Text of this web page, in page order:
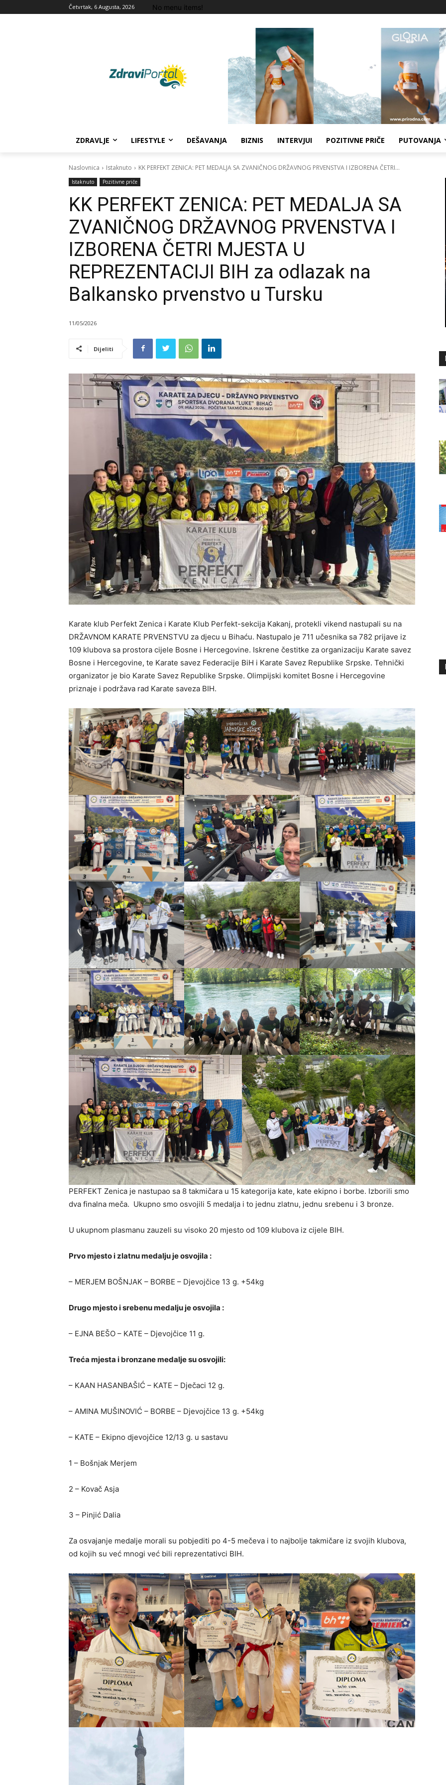
Četvrtak, 6 Augusta, 2026 No menu items!
ZDRAVLJE LIFESTYLE DEŠAVANJA BIZNIS INTERVJUI POZITIVNE PRIČE PUTOVANJA
Naslovnica Istaknuto KK PERFEKT ZENICA: PET MEDALJA SA ZVANIČNOG DRŽAVNOG PRVENSTVA I IZBORENA ČETRI...
Istaknuto Pozitivne priče
KK PERFEKT ZENICA: PET MEDALJA SA
ZVANIČNOG DRŽAVNOG PRVENSTVA I
IZBORENA ČETRI MJESTA U
REPREZENTACIJI BIH za odlazak na
Balkansko prvenstvo u Tursku
11/05/2026
Dijeliti
Karate klub Perfekt Zenica i Karate Klub Perfekt-sekcija Kakanj, protekli vikend nastupali su na
DRŽAVNOM KARATE PRVENSTVU za djecu u Bihaću. Nastupalo je 711 učesnika sa 782 prijave iz
109 klubova sa prostora cijele Bosne i Hercegovine. Iskrene čestitke za organizaciju Karate savez
Bosne i Hercegovine, te Karate savez Federacije BiH i Karate Savez Republike Srpske. Tehnički
organizator je bio Karate Savez Republike Srpske. Olimpijski komitet Bosne i Hercegovine
priznaje i podržava rad Karate saveza BIH.
PERFEKT Zenica je nastupao sa 8 takmičara u 15 kategorija kate, kate ekipno i borbe. Izborili smo
dva finalna meča. Ukupno smo osvojili 5 medalja i to jednu zlatnu, jednu srebenu i 3 bronze.
U ukupnom plasmanu zauzeli su visoko 20 mjesto od 109 klubova iz cijele BIH.
Prvo mjesto i zlatnu medalju je osvojila :
– MERJEM BOŠNJAK – BORBE – Djevojčice 13 g. +54kg
Drugo mjesto i srebenu medalju je osvojila :
– EJNA BEŠO – KATE – Djevojčice 11 g.
Treća mjesta i bronzane medalje su osvojili:
– KAAN HASANBAŠIĆ – KATE – Dječaci 12 g.
– AMINA MUŠINOVIĆ – BORBE – Djevojčice 13 g. +54kg
– KATE – Ekipno djevojčice 12/13 g. u sastavu
1 – Bošnjak Merjem
2 – Kovač Asja
3 – Pinjić Dalia
Za osvajanje medalje morali su pobjediti po 4-5 mečeva i to najbolje takmičare iz svojih klubova,
od kojih su već mnogi već bili reprezentativci BIH.